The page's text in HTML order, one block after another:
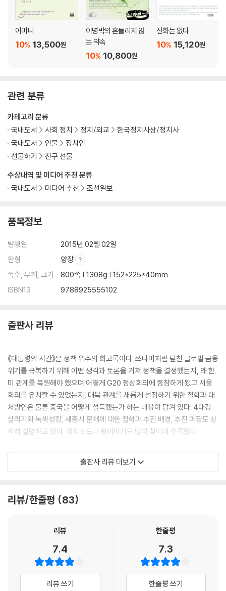
위기” | 다급한 은행들 | 일하다 발생한 실수는 면책하라 | 미 연준, “통화
스와프가 뭔지나 아느냐” | 발등의 불을 끈 한·미 통화스와프 체결 | 때론
저돌적인 것이 효과가 있다 | 중국과 손잡고 일본과의 체결을 성공시키다
6. 선제적이고 과감하며 충분하게
0.2퍼센트의 감격 | 교과서적 경제회복을 이룬 한국 | 이어진 유럽발 재정
위기 | 통화스와프 확대 전략 | 균형 재정 선언 | 사상 최고 국가 신용등급을
받다
3장 외교의 지렛대, 한·미 관계 복원
성숙한 세계국가의 꿈 | 동심원 외교 | 세계로 향하는 첫걸음 | 부시와 쌓은
일주일 만에 바로잡은 독도 표기 | 아프가니스탄 지원 요청 | 부시, 눈시울
붉히다
9. 오바마와 한·미 FTA를 완성하다
첫 통화 | 북한 주민 변화에 초점을… | 로커스(ROK US) 형제 | 한·미 FTA
제 | “이 대통령, 실망했습니다” | 대통령의 ‘말값’ | 오바마의 묵인하에 공
리의 파격 | 6·25 참전 의원들의 거수경례 | 디트로이트 타이거즈 팀의 야
구모자
10. 새로운 시대를 향하여
전작권 연기, 2012년은 취약한 시기 | 3년 8개월 연기하다 | 오랜 숙원, 미
사일 지침 개정 | 오바마, “이 대통령이 원하는 대로 하라”
4장 진화하는 한·중 관계
11. 전략적 협력 동반자 관계로
다 | 달라이 라마, 티베트 그리고 대만 | 쓰촨성 대지진 현장을 찾다 | 최초
12. 달라지는 대북 자세
원자바오에게 북한 어뢰 설계도를 보여주다 | “얼굴 붉힐 일 없기 바랍니
다” | 연평도 포격 이전과 이후 | 북한과의 관계 재설정
어머니
13,500원
10%
이명박의 흔들리지 않
는 약속
10,800원
10%
신화는 없다
15,120원
10%
관련 분류
수상내역 및 미디어 추천 분류
국내도서
미디어 추천 조선일보
카테고리 분류
국내도서
사회 정치 정치/외교
한국정치사상/정치사
국내도서
인물
정치인
선물하기
친구 선물
품목정보
발행일
2015년 02월 02일
판형
양장
쪽수, 무게, 크기
800쪽 | 1308g | 152*225*40mm
ISBN13
9788925555102
출판사 리뷰
《대통령의 시간》은 정책 위주의 회고록이다. 쓰나미처럼 덮친 글로벌 금융
위기를 극복하기 위해 어떤 생각과 토론을 거쳐 정책을 결정했는지, 왜 한.
미 관계를 복원해야 했으며 어떻게 G20 정상회의에 동참하게 됐고 서울
회의를 유치할 수 있었는지, 대북 관계를 새롭게 설정하기 위한 철학과 대
처방안은 물론 중국을 어떻게 설득했는가 하는 내용이 담겨 있다. 4대강
살리기와 녹색성장, 세종시 문제에 대한 철학과 추진 배경, 추진 과정도 상
세히 설명하고 있다. 에피소드나 뒷이야기도 많이 찾아내 수록했다.
책은 총 12개장 800쪽으로 구성되어 있다. 1장 [나는 대통령을 꿈꾸지 않
았다]를 시작으로 이명박 전 대통령의 어린 시절과 현대에서 보낸 27년 그
책을 설명한다. 마지막 장은 [아쉬움을 뒤로하고]로 정책의 아쉬운 점을
집필된 책이 아니다. 이 책은 퇴임 후 매주 열린 회고록 회의에 참석한 전직
장관과 수석들이 과거의 기억을 더듬어 발굴해낸 것이다. 회고록 집필을
위해 2013년 5월부터 2014년 10월까지 1년 6개월간 매주 회의를 가졌
출판사 리뷰 더보기
리뷰/한줄평 83
리뷰
7.4
리뷰 쓰기
한줄평
7.3
한줄평 쓰기